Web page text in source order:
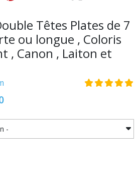
Têtes Plates de 7
ou longue , Coloris
, Canon , Laiton et